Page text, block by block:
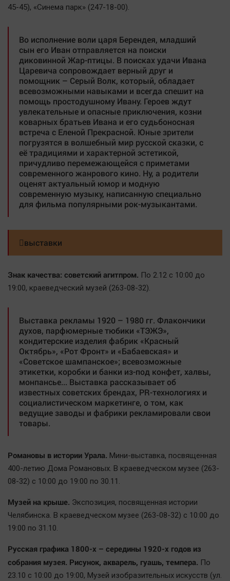
45-45), «Синема парк» (247-18-00).
Во исполнение воли царя Берендея, младший
сын его Иван отправляется на поиски
диковинной Жар-птицы. В поисках удачи Ивана
Царевича сопровождает верный друг и
помощник – Серый Волк, который, обладает
всевозможными навыками и всегда спешит на
помощь простодушному Ивану. Героев ждут
увлекательные и опасные приключения, козни
коварных братьев Ивана и его судьбоносная
встреча с Еленой Прекрасной. Юные зрители
погрузятся в волшебный мир русской сказки, с
её традициями и характерной эстетикой,
причудливо перемежающейся с приметами
современного жанрового кино. Ну, а родители
оценят актуальный юмор и модную
современную музыку, написанную специально
для фильма популярными рок-музыкантами.
выставки
Знак качества: советский агитпром. По 2.12 с 10:00 до
19:00, краеведческий музей (263-08-32).
Выставка рекламы 1920 – 1980 гг. Флакончики
духов, парфюмерные тюбики «ТЭЖЭ»,
кондитерские изделия фабрик «Красный
Октябрь», «Рот Фронт» и «Бабаевская» и
«Советское шампанское»; всевозможные
этикетки, коробки и банки из-под конфет, халвы,
монпансье... Выставка рассказывает об
известных советских брендах, PR-технологиях и
социалистическом маркетинге, о том, как
ведущие заводы и фабрики рекламировали свои
товары.
Романовы в истории Урала. Мини-выставка, посвященная
400-летию Дома Романовых. В краеведческом музее (263-
08-32) с 10:00 до 19:00 по 30.11.
Музей на крыше. Экспозиция, посвященная истории
Челябинска. В краеведческом музее (263-08-32) с 10:00 до
19:00 по 31.10.
Русская графика 1800-х – середины 1920-х годов из
собрания музея. Рисунок, акварель, гуашь, темпера. По
23.10 с 10:00 до 19:00, Mузей изобразительных искусств (ул.